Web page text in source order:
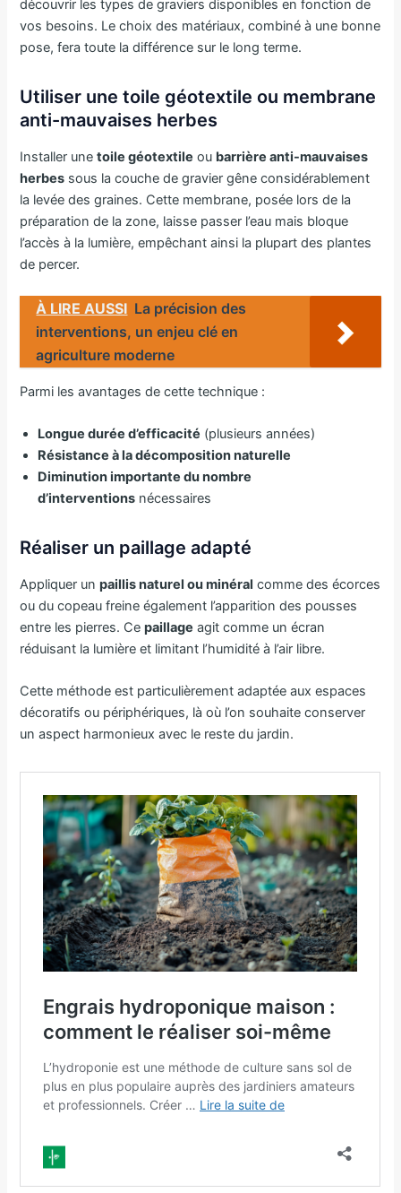
découvrir les types de graviers disponibles en fonction de
vos besoins. Le choix des matériaux, combiné à une bonne
pose, fera toute la différence sur le long terme.
Utiliser une toile géotextile ou membrane
anti-mauvaises herbes
Installer unetoile géotextile ou barrière anti-mauvaises
herbes sous la couche de gravier gêne considérablement
la levée des graines. Cette membrane, posée lors de la
préparation de la zone, laisse passer l’eau mais bloque
l’accès à la lumière, empêchant ainsi la plupart des plantes
de percer.
À LIRE AUSSI La précision des
interventions, un enjeu clé en
agriculture moderne
Parmi les avantages de cette technique :
Longue durée d’efficacité (plusieurs années)
Résistance à la décomposition naturelle
Diminution importante du nombre
d’interventions nécessaires
Réaliser un paillage adapté
Appliquer unpaillis naturel ou minéral comme des écorces
ou du copeau freine également l’apparition des pousses
entre les pierres. Cepaillage agit comme un écran
réduisant la lumière et limitant l’humidité à l’air libre.
Cette méthode est particulièrement adaptée aux espaces
décoratifs ou périphériques, là où l’on souhaite conserver
un aspect harmonieux avec le reste du jardin.